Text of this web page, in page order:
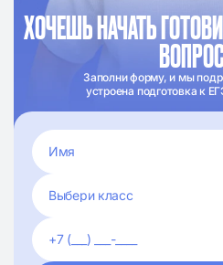
ХОЧЕШЬ НАЧАТЬ
Заполни форму, и мы
устроена подготовка к